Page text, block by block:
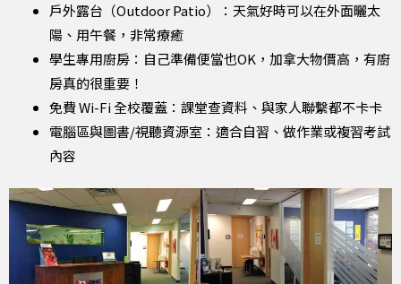
戶外露台（Outdoor Patio）：天氣好時可以在外面曬太
陽、用午餐，非常療癒
學生專用廚房：自己準備便當也OK，加拿大物價高，有廚
房真的很重要！
免費 Wi-Fi 全校覆蓋：課堂查資料、與家人聯繫都不卡卡
電腦區與圖書/視聽資源室：適合自習、做作業或複習考試
內容